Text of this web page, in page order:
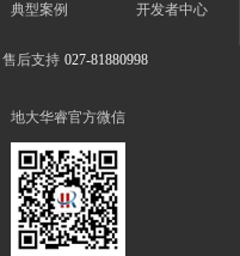
典型案例 开发者中心
售后支持 027-81880998
地大华睿官方微信